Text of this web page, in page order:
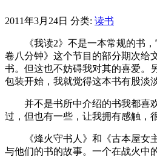
2011年3月24日 分类: 读书
《我读2》不是一本常规的书，
卷八分钟》这个节目的部分期次给
书。但这也不妨碍我对其的喜爱。
包装开始，我就觉得这本书有股淡
并不是书所中介绍的书我都喜
过，但也有一些，让我拥有感触，
《烽火守书人》和《古本屋女主
与他们的书的故事。一个在战火中